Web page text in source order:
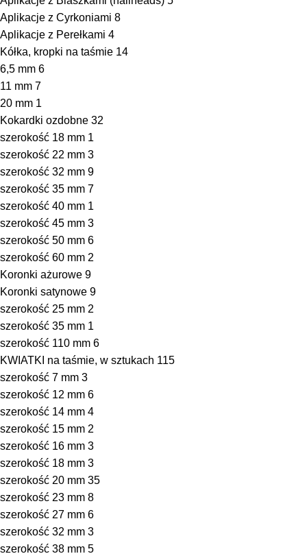
Aplikacje z Cyrkoniami 8
Aplikacje z Perełkami 4
Kółka, kropki na taśmie 14
6,5 mm 6
11 mm 7
20 mm 1
Kokardki ozdobne 32
szerokość 18 mm 1
szerokość 22 mm 3
szerokość 32 mm 9
szerokość 35 mm 7
szerokość 40 mm 1
szerokość 45 mm 3
szerokość 50 mm 6
szerokość 60 mm 2
Koronki ażurowe 9
Koronki satynowe 9
szerokość 25 mm 2
szerokość 35 mm 1
szerokość 110 mm 6
KWIATKI na taśmie, w sztukach 115
szerokość 7 mm 3
szerokość 12 mm 6
szerokość 14 mm 4
szerokość 15 mm 2
szerokość 16 mm 3
szerokość 18 mm 3
szerokość 20 mm 35
szerokość 23 mm 8
szerokość 27 mm 6
szerokość 32 mm 3
szerokość 38 mm 5